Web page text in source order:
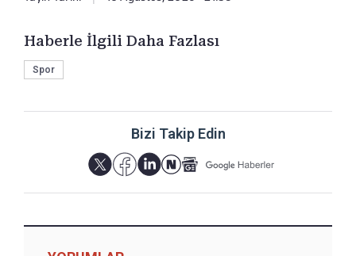
Haberle İlgili Daha Fazlası
Spor
Bizi Takip Edin